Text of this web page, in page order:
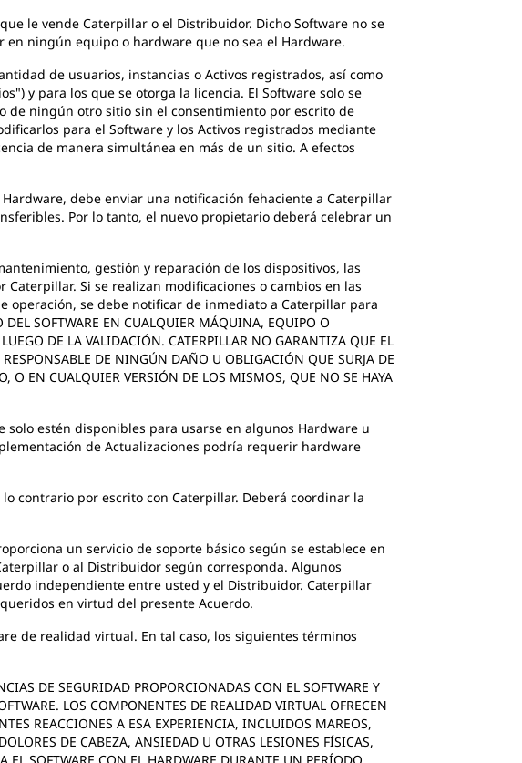
le vende Caterpillar o el Distribuidor. Dicho Software no se
ningún equipo o hardware que no sea el Hardware.
de usuarios, instancias o Activos registrados, así como
y para los que se otorga la licencia. El Software solo se
de ningún otro sitio sin el consentimiento por escrito de
para el Software y los Activos registrados mediante
de manera simultánea en más de un sitio. A efectos
debe enviar una notificación fehaciente a Caterpillar
Por lo tanto, el nuevo propietario deberá celebrar un
gestión y reparación de los dispositivos, las
Si se realizan modificaciones o cambios en las
operación, se debe notificar de inmediato a Caterpillar para
SOFTWARE EN CUALQUIER MÁQUINA, EQUIPO O
DE LA VALIDACIÓN. CATERPILLAR NO GARANTIZA QUE EL
DE NINGÚN DAÑO U OBLIGACIÓN QUE SURJA DE
O EN CUALQUIER VERSIÓN DE LOS MISMOS, QUE NO SE HAYA
solo estén disponibles para usarse en algunos Hardware u
de Actualizaciones podría requerir hardware
contrario por escrito con Caterpillar. Deberá coordinar la
un servicio de soporte básico según se establece en
o al Distribuidor según corresponda. Algunos
independiente entre usted y el Distribuidor. Caterpillar
en virtud del presente Acuerdo.
de realidad virtual. En tal caso, los siguientes términos
DE SEGURIDAD PROPORCIONADAS CON EL SOFTWARE Y
LOS COMPONENTES DE REALIDAD VIRTUAL OFRECEN
REACCIONES A ESA EXPERIENCIA, INCLUIDOS MAREOS,
DE CABEZA, ANSIEDAD U OTRAS LESIONES FÍSICAS,